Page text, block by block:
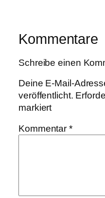
Kommentare
Schreibe einen
Deine E-Mail-
veröffentlicht.
markiert
Kommentar*